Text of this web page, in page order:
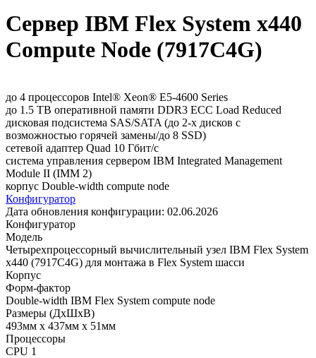
Сервер IBM Flex System x440
Compute Node (7917C4G)
до 4 процессоров Intel® Xeon® E5-4600 Series
до 1.5 TB оперативной памяти DDR3 ECC Load Reduced
дисковая подсистема SAS/SATA (до 2-х дисков с
возможностью горячей замены/до 8 SSD)
сетевой адаптер Quad 10 Гбит/с
система управления сервером IBM Integrated Management
Module II (IMM 2)
корпус Double-width compute node
Конфигуратор
Дата обновления конфигурации: 02.06.2026
Конфигуратор
Модель
Четырехпроцессорный вычислительный узел IBM Flex System
x440 (7917C4G) для монтажа в Flex System шасси
Корпус
Форм-фактор
Double-width IBM Flex System compute node
Размеры (ДхШхВ)
493мм х 437мм х 51мм
Процессоры
CPU 1